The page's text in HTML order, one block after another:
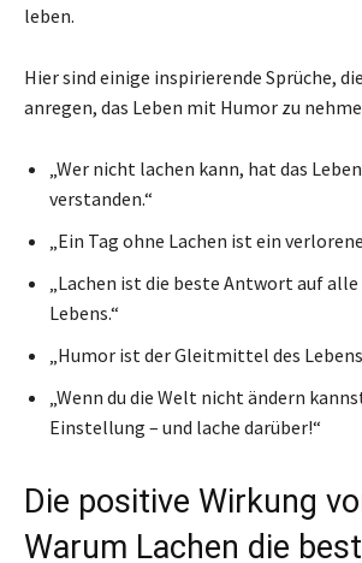
leben.
Hier sind einige inspirierende Sprüche,
anregen, das Leben mit Humor zu
„Wer nicht lachen kann, hat das
verstanden.“
„Ein Tag ohne Lachen ist ein
„Lachen ist die beste Antwort auf alle
Lebens.“
„Humor ist der Gleitmittel des
„Wenn du die Welt nicht ändern
Einstellung – und lache darüber!“
Die positive Wirkung
Warum Lachen die